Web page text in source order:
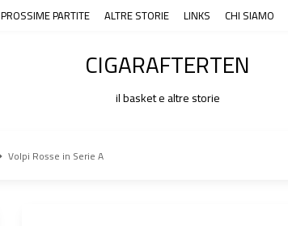
PROSSIME PARTITE ALTRE STORIE LINKS CHI SIAMO
CIGARAFTERTEN
il basket e altre storie
Volpi Rosse in Serie A